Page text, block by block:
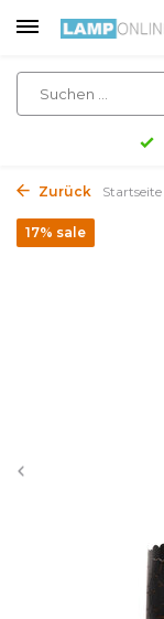
Zurück Startseite
17% sale